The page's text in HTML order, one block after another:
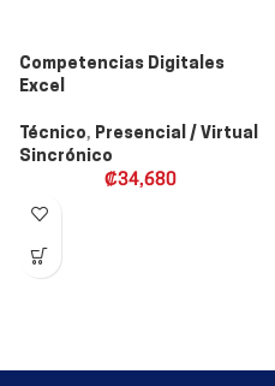
Competencias Digitales
Excel
Técnico, Presencial / Virtual
Sincrónico
₡34,680